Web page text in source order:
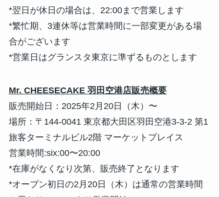
*翌日が休日の場合は、22:00まで営業します
*繁忙期、3連休等は営業時間に一部変更がある場
合がございます
*営業日はグランスタ東京に準ずるものとします
Mr. CHEESECAKE 羽田空港店販売概要
販売開始日：2025年2月20日（木）〜
場所：〒144-0041 東京都大田区羽田空港3-3-2 第1
旅客ターミナルビル2階 マーケットプレイス
営業時間:six:00〜20:00
*在庫がなくなり次第、販売終了となります
*オープン初日の2月20日（木）は通常の営業時間